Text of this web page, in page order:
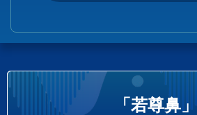
「若尊鼻」